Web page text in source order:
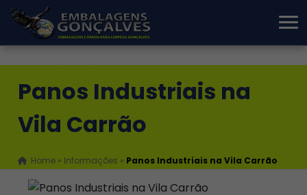
Panos Industriais na
Vila Carrão
Home » Informações » Panos Industriais na Vila Carrão